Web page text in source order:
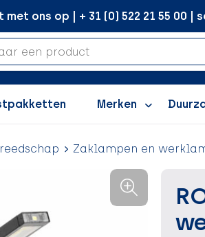
ons op | + 31 (0) 522 21 55 00
Merken
Zaklampen en